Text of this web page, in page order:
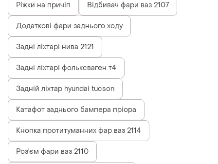
Ріжки на причіп Відбивач фари ваз 2107
Додаткові фари заднього ходу
Задні ліхтарі нива 2121
Задні ліхтарі фольксваген т4
Задній ліхтар hyundai tucson
Катафот заднього бампера пріора
Кнопка протитуманних фар ваз 2114
Роз'єм фари ваз 2110